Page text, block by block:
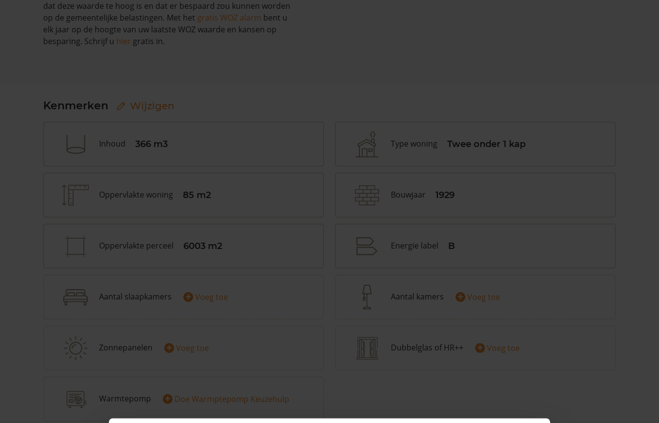
dat deze waarde te hoog is en dat er bespaard zou kunnen worden
op de gemeentelijke belastingen. Met het gratis WOZ alarm bent u
elk jaar op de hoogte van uw laatste WOZ waarde en kansen op
besparing. Schrijf u hier gratis in.
Kenmerken Wijzigen
Inhoud 366 m3 Type woning Twee onder 1 kap
Oppervlakte woning 85 m2 Bouwjaar 1929
Oppervlakte perceel 6003 m2 Energie label B
Aantal slaapkamers + Voeg toe Aantal kamers + Voeg toe
Zonnepanelen + Voeg toe Dubbelglas of HR++ + Voeg toe
Warmtepomp + Doe Warmptepomp Keuzehulp